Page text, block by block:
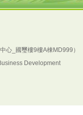
心_國璽樓9樓A棟MD999）
Development